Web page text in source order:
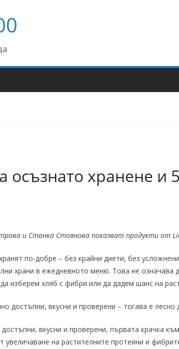
осъзнато хранене
и Станка Стоянова показват продукти от
по-добре – без крайни диети, без
храни в ежедневното меню. Това не означава
изберем хляб с фибри или да дадем шанс на
достъпни, вкусни и проверени – тогава е лесно
вкусни и проверени, първата крачка
увеличаване на растителните протеини и